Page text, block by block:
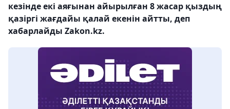
кезінде екі аяғынан айырылған 8 жасар қыздың
қазіргі жағдайы қалай екенін айтты, деп
хабарлайды Zakon.kz.